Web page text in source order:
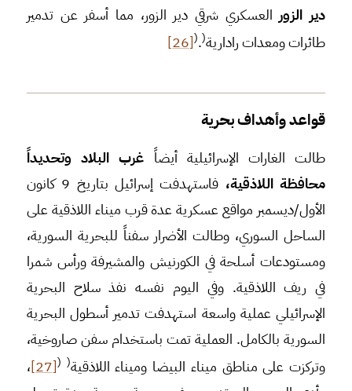
دير الزور العسكري شرقي دير الزور، مما أسفر عن تدمير
طائرات ومعدات رادارية(
.
(
[26]
قواعد وأهداف بحرية
طالت الغارات الإسرائيلية أيضاً غرب البلاد وتحديداً
محافظة اللاذقية،
فاستهدفت إسرائيل بتاريخ 9 كانون
الأول/ديسمبر مواقع عسكرية عدة قرب ميناء اللاذقية على
الساحل السوري، وطالت الأضرار سفناً للبحرية السورية،
ومستودعات أسلحة في الكورنيش والمشيرفة ورأس شمرا
في ريف اللاذقية. وفي اليوم نفسه نفذ سلاح البحرية
الإسرائيلي عملية واسعة استهدفت تدمير أسطول البحرية
السورية بالكامل. العملية تمت باستخدام سفن صاروخية،
وتركزت على مناطق ميناء البيضا وميناء اللاذقية(
(
[27]
،